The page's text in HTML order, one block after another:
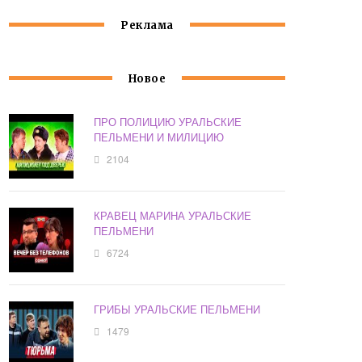
Реклама
Новое
ПРО ПОЛИЦИЮ УРАЛЬСКИЕ
ПЕЛЬМЕНИ И МИЛИЦИЮ
2104
КРАВЕЦ МАРИНА УРАЛЬСКИЕ
ПЕЛЬМЕНИ
6724
ГРИБЫ УРАЛЬСКИЕ ПЕЛЬМЕНИ
1479